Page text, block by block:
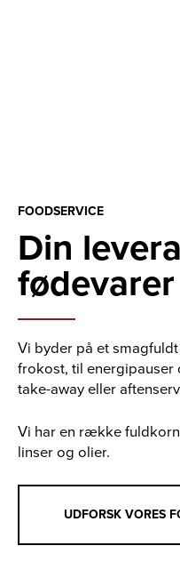
FOODSERVICE
Din
fødevarer
Vi byder på et
frokost, til energipauser
take-away eller
Vi har en række
linser og olier.
UDFORSK VORES